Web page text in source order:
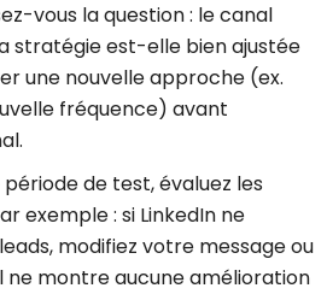
vous la question : le canal
stratégie est-elle bien ajustée
une nouvelle approche (ex.
fréquence) avant
de test, évaluez les
exemple : si LinkedIn ne
modifiez votre message ou
ne montre aucune amélioration